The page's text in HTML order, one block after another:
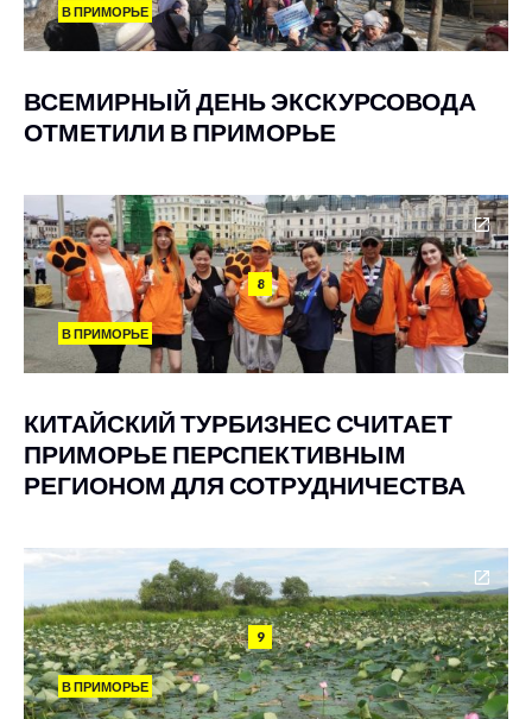
В ПРИМОРЬЕ
ВСЕМИРНЫЙ ДЕНЬ ЭКСКУРСОВОДА
ОТМЕТИЛИ В ПРИМОРЬЕ
8
В ПРИМОРЬЕ
КИТАЙСКИЙ ТУРБИЗНЕС СЧИТАЕТ
ПРИМОРЬЕ ПЕРСПЕКТИВНЫМ
РЕГИОНОМ ДЛЯ СОТРУДНИЧЕСТВА
9
В ПРИМОРЬЕ